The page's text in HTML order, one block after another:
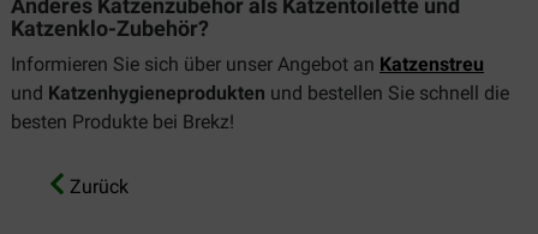
Anderes Katzenzubehör als Katzentoilette und
Katzenklo-Zubehör?
Informieren Sie sich über unser Angebot an Katzenstreu
und Katzenhygieneprodukten und bestellen Sie schnell die
besten Produkte bei Brekz!
Zurück